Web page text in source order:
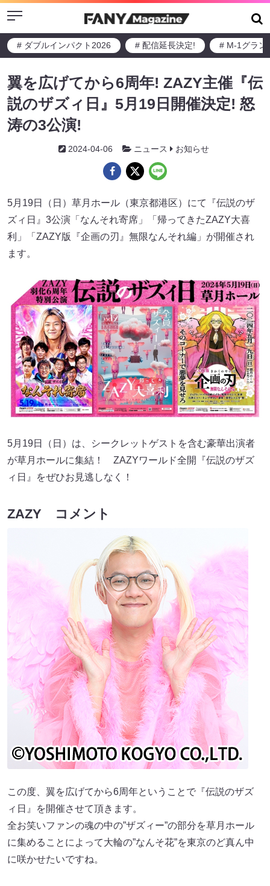
Menu
# ダブルインパクト2026 # 配信延長決定! # M-1グラン
翼を広げてから6周年! ZAZY主催『伝
説のザズィ日』5月19日開催決定! 怒
涛の3公演!
2024-04-06 ニュース お知らせ
5月19日（日）草月ホール（東京都港区）にて『伝説のザ
ズィ日』3公演「なんそれ寄席」「帰ってきたZAZY大喜
利」「ZAZY版『企画の刃』無限なんそれ編」が開催され
ます。
5月19日（日）は、シークレットゲストを含む豪華出演者
が草月ホールに集結！ ZAZYワールド全開『伝説のザズ
ィ日』をぜひお見逃しなく！
ZAZY コメント
この度、翼を広げてから6周年ということで『伝説のザズ
ィ日』を開催させて頂きます。
全お笑いファンの魂の中の”ザズィー”の部分を草月ホール
に集めることによって大輪の”なんそ花”を東京のど真ん中
に咲かせたいですね。